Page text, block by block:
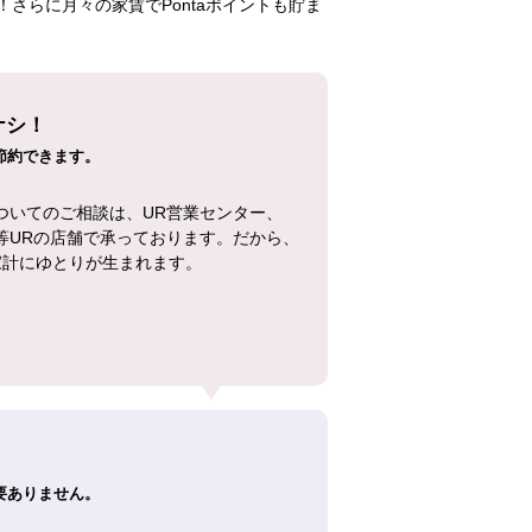
らに月々の家賃でPontaポイントも貯ま
！
できます。
てのご相談は、UR営業センター、
の店舗で承っております。だから、
にゆとりが生まれます。
りません。